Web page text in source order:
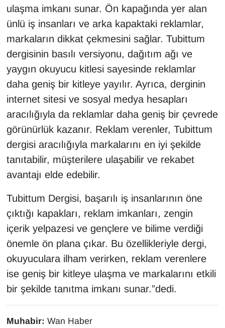
ulaşma imkanı sunar. Ön kapağında yer alan
ünlü iş insanları ve arka kapaktaki reklamlar,
markaların dikkat çekmesini sağlar. Tubittum
dergisinin basılı versiyonu, dağıtım ağı ve
yaygın okuyucu kitlesi sayesinde reklamlar
daha geniş bir kitleye yayılır. Ayrıca, derginin
internet sitesi ve sosyal medya hesapları
aracılığıyla da reklamlar daha geniş bir çevrede
görünürlük kazanır. Reklam verenler, Tubittum
dergisi aracılığıyla markalarını en iyi şekilde
tanıtabilir, müşterilere ulaşabilir ve rekabet
avantajı elde edebilir.
Tubittum Dergisi, başarılı iş insanlarının öne
çıktığı kapakları, reklam imkanları, zengin
içerik yelpazesi ve gençlere ve bilime verdiği
önemle ön plana çıkar. Bu özellikleriyle dergi,
okuyuculara ilham verirken, reklam verenlere
ise geniş bir kitleye ulaşma ve markalarını etkili
bir şekilde tanıtma imkanı sunar.”dedi.
Muhabir: Wan Haber